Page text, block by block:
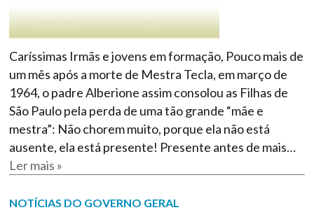
Caríssimas Irmãs e jovens em formação, Pouco mais de
um mês após a morte de Mestra Tecla, em março de
1964, o padre Alberione assim consolou as Filhas de
São Paulo pela perda de uma tão grande “mãe e
mestra”: Não chorem muito, porque ela não está
ausente, ela está presente! Presente antes de mais…
Ler mais »
NOTÍCIAS DO GOVERNO GERAL